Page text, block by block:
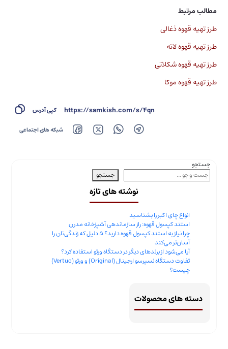
مطالب مرتبط
طرز تهیه قهوه ذغالی
طرز تهیه قهوه لاته
طرز تهیه قهوه شکلاتی
طرز تهیه قهوه موکا
https://samkish.com/s/4qn کپی آدرس
شبکه های اجتماعی
جستجو
جستجو
نوشته های تازه
انواع چای اکبر را بشناسید
استند کپسول قهوه: راز سازماندهی آشپزخانه مدرن
چرا نیاز به استند کپسول قهوه دارید؟ ۵ دلیل که زندگی‌تان را
آسان‌تر می‌کند
آیا می‌شود از برندهای دیگر در دستگاه ورتو استفاده کرد؟
تفاوت دستگاه نسپرسو ارجینال (Original) و ورتو (Vertuo)
چیست؟
دسته های محصولات